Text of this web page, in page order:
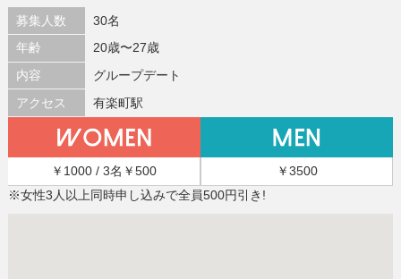
募集人数
30名
年齢
20歳〜27歳
内容
グループデート
アクセス
有楽町駅
￥1000 / 3名￥500
￥3500
※女性3人以上同時申し込みで全員500円引き!